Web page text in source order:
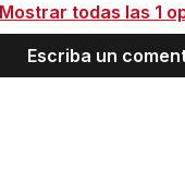
Mostrar todas las 1
Escriba un